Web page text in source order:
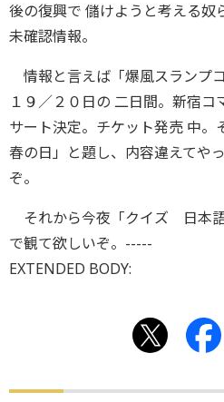
後の復興で 儲けようと考える奴
未確認情報。
情報と言えば「爆風スランプ
１９／２０日の 二日間。新宿
サート決定。チケット発売 中。
春の日」と題し、内容違えてや
ぞ。
それから今夜「クイズ 日本
で観て欲しいぞ。-----
EXTENDED BODY: